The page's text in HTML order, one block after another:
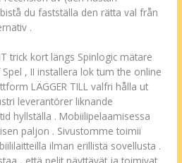
du fastställa den rätta val från
.
trick kort längs Spinlogic mätare
, II installera lok tum the online
LÄGGER TILL valfri hålla ut
leverantörer liknande
hyllställa . Mobiilipelaamisessa
paljon . Sivustomme toimii
ilman erillistä sovellusta .